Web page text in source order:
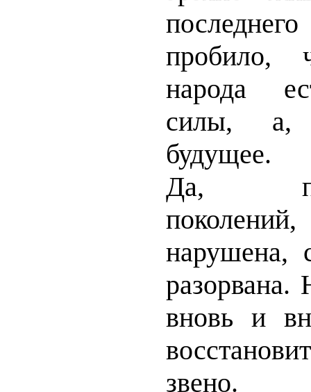
пробило,
народа
силы, а,
будущее.
Да,
нарушена,
вновь и
звено.